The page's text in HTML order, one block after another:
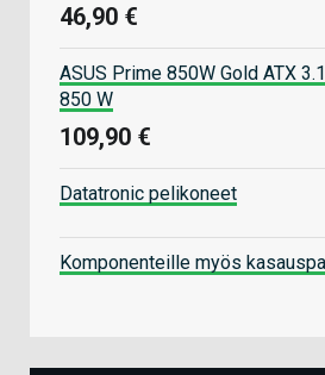
46,90 €
ASUS Prime 850W Gold ATX
850 W
109,90 €
Datatronic pelikoneet
Komponenteille myös